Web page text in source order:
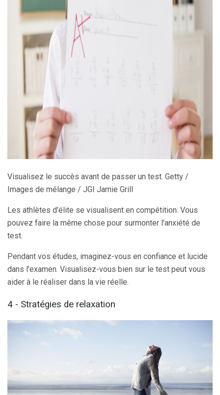
Visualisez le succès avant de passer un test. Getty /
Images de mélange / JGI Jamie Grill
Les athlètes d'élite se visualisent en compétition. Vous
pouvez faire la même chose pour surmonter l'anxiété de
test.
Pendant vos études, imaginez-vous en confiance et lucide
dans l'examen. Visualisez-vous bien sur le test peut vous
aider à le réaliser dans la vie réelle.
4 - Stratégies de relaxation